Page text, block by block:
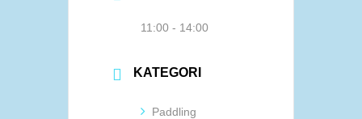
11:00 - 14:00
KATEGORI
Paddling